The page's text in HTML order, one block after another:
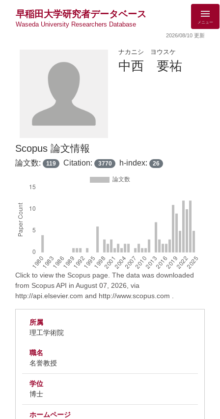
早稲田大学研究者データベース
Waseda University Researchers Database メニュー
2026/08/10 更新
ナカニシ ヨウスケ
中西 要祐
Scopus 論文情報
論文数: 119 Citation: 3770 h-index: 26
Click to view the Scopus page. The data was downloaded
from Scopus API in August 07, 2026, via
http://api.elsevier.com and http://www.scopus.com .
所属
理工学術院
職名
名誉教授
学位
博士
ホームページ